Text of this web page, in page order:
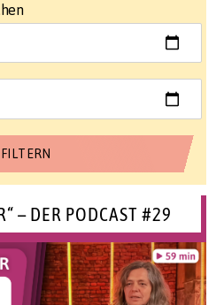
– DER PODCAST #29